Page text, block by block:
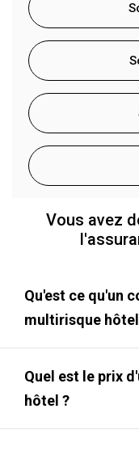
Vous avez
Qu'est ce qu'un
multirisque
Quel est le prix
hôtel ?